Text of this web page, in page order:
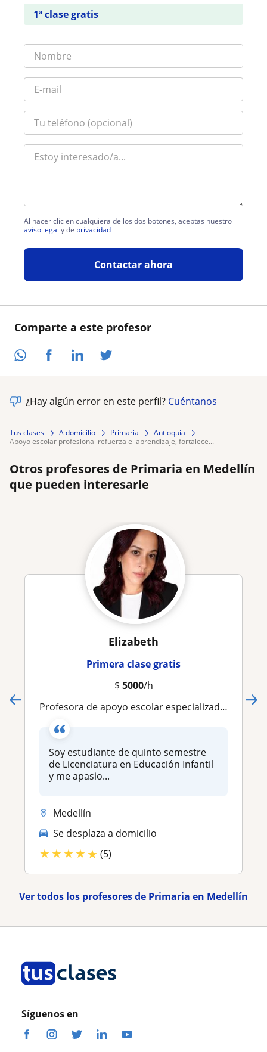
Comparte a este profesor
1ª clase gratis
Al hacer clic en cualquiera de los dos botones, aceptas nuestro
aviso legal y de privacidad
Contactar ahora
¿Hay algún error en este perfil? Cuéntanos
Tus clases A domicilio Primaria
Antioquia
apoyo escolar profesional refuerza el aprendizaje, fortalece...
Otros profesores de Primaria en Medellín
que pueden interesarle
Elizabeth
Primera clase gratis
$ 5000/h
Profesora de apoyo escolar especializado en clases para niños de forma presencial
Soy estudiante de quinto semestre
de Licenciatura en Educación Infantil
y me apasio...
Medellín
Se desplaza a domicilio
★★★★★ (5)
Ver todos los profesores de Primaria en Medellín
Síguenos en